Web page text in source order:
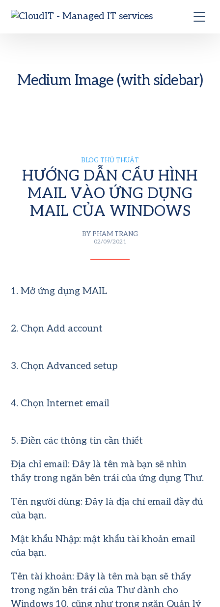
Medium Image (with sidebar)
BLOG THỦ THUẬT
HƯỚNG DẪN CẤU HÌNH
MAIL VÀO ỨNG DỤNG
MAIL CỦA WINDOWS
BY PHAM TRANG
02/09/2021
1. Mở ứng dụng MAIL
2. Chọn Add account
3. Chọn Advanced setup
4. Chọn Internet email
5. Điền các thông tin cần thiết
Địa chỉ email: Đây là tên mà bạn sẽ nhìn
thấy trong ngăn bên trái của ứng dụng Thư.
Tên người dùng: Đây là địa chỉ email đầy đủ
của bạn.
Mật khẩu Nhập: mật khẩu tài khoản email
của bạn.
Tên tài khoản: Đây là tên mà bạn sẽ thấy
trong ngăn bên trái của Thư dành cho
Windows 10, cũng như trong ngăn Quản lý